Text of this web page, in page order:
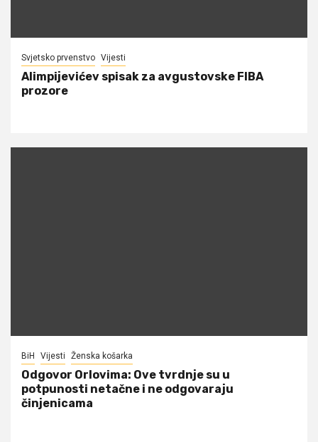
Svjetsko prvenstvo Vijesti
Alimpijevićev spisak za avgustovske FIBA
prozore
BiH Vijesti Ženska košarka
Odgovor Orlovima: ​Ove tvrdnje su u
potpunosti netačne i ne odgovaraju
činjenicama